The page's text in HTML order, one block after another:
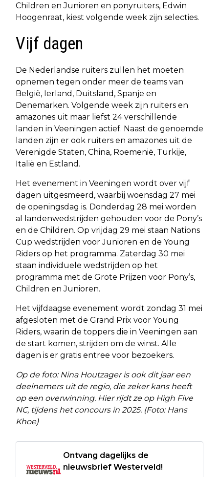
Children en Junioren en ponyruiters, Edwin
Hoogenraat, kiest volgende week zijn selecties.
Vijf dagen
De Nederlandse ruiters zullen het moeten
opnemen tegen onder meer de teams van
België, Ierland, Duitsland, Spanje en
Denemarken. Volgende week zijn ruiters en
amazones uit maar liefst 24 verschillende
landen in Veeningen actief. Naast de genoemde
landen zijn er ook ruiters en amazones uit de
Verenigde Staten, China, Roemenië, Turkije,
Italië en Estland.
Het evenement in Veeningen wordt over vijf
dagen uitgesmeerd, waarbij woensdag 27 mei
de openingsdag is. Donderdag 28 mei worden
al landenwedstrijden gehouden voor de Pony’s
en de Children. Op vrijdag 29 mei staan Nations
Cup wedstrijden voor Junioren en de Young
Riders op het programma. Zaterdag 30 mei
staan individuele wedstrijden op het
programma met de Grote Prijzen voor Pony’s,
Children en Junioren.
Het vijfdaagse evenement wordt zondag 31 mei
afgesloten met de Grand Prix voor Young
Riders, waarin de toppers die in Veeningen aan
de start komen, strijden om de winst. Alle
dagen is er gratis entree voor bezoekers.
Op de foto: Nina Houtzager is ook dit jaar een
deelnemers uit de regio, die zeker kans heeft
op een overwinning. Hier rijdt ze op High Five
NC, tijdens het concours in 2025. (Foto: Hans
Khoe)
Ontvang dagelijks de
nieuwsbrief Westerveld!